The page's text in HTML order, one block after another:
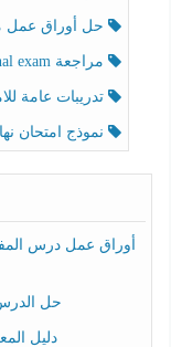
حل أوراق عمل مراجعة
مراجعة Preparation for the Final exam اللغة الإنجليزية الصف الرابع الفصل الثالث
تدريبات عامة
نموذج امتحان
أوراق عمل درس
حل الدرس
دليل